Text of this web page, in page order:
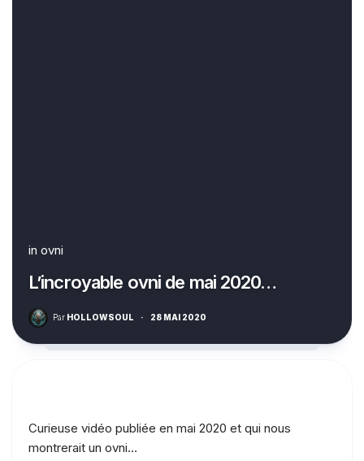
in ovni
L’incroyable ovni de mai 2020…
Par HOLLOWSOUL · 28 MAI 2020
Curieuse vidéo publiée en mai 2020 et qui nous
montrerait un ovni…